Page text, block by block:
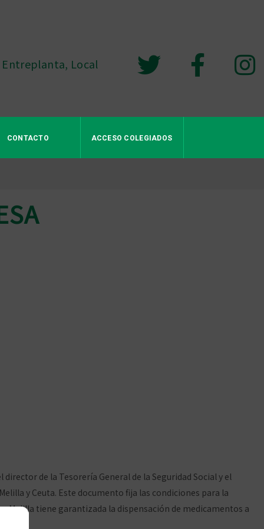
Local
CONTACTO ACCESO COLEGIADOS
de la Tesorería General de la Seguridad Social y el
y Ceuta. Este documento fija las condiciones para la
Melilla tiene garantizada la dispensación de medicamentos a